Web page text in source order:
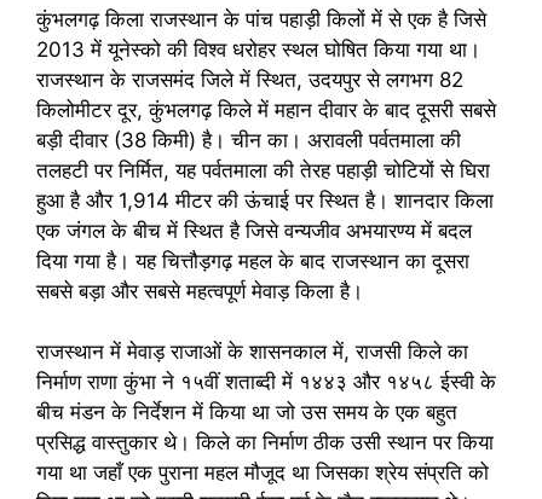
कुंभलगढ़ किला राजस्थान के पांच पहाड़ी किलों में से एक है जिसे
2013 में यूनेस्को की विश्व धरोहर स्थल घोषित किया गया था।
राजस्थान के राजसमंद जिले में स्थित, उदयपुर से लगभग 82
किलोमीटर दूर, कुंभलगढ़ किले में महान दीवार के बाद दूसरी सबसे
बड़ी दीवार (38 किमी) है। चीन का। अरावली पर्वतमाला की
तलहटी पर निर्मित, यह पर्वतमाला की तेरह पहाड़ी चोटियों से घिरा
हुआ है और 1,914 मीटर की ऊंचाई पर स्थित है। शानदार किला
एक जंगल के बीच में स्थित है जिसे वन्यजीव अभयारण्य में बदल
दिया गया है। यह चित्तौड़गढ़ महल के बाद राजस्थान का दूसरा
सबसे बड़ा और सबसे महत्वपूर्ण मेवाड़ किला है।
राजस्थान में मेवाड़ राजाओं के शासनकाल में, राजसी किले का
निर्माण राणा कुंभा ने १५वीं शताब्दी में १४४३ और १४५८ ईस्वी के
बीच मंडन के निर्देशन में किया था जो उस समय के एक बहुत
प्रसिद्ध वास्तुकार थे। किले का निर्माण ठीक उसी स्थान पर किया
गया था जहाँ एक पुराना महल मौजूद था जिसका श्रेय संप्रति को